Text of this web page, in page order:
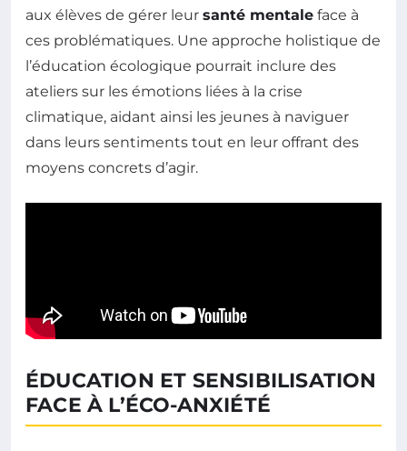
aux élèves de gérer leur santé mentale face à
ces problématiques. Une approche holistique de
l’éducation écologique pourrait inclure des
ateliers sur les émotions liées à la crise
climatique, aidant ainsi les jeunes à naviguer
dans leurs sentiments tout en leur offrant des
moyens concrets d’agir.
ÉDUCATION ET SENSIBILISATION
FACE À L’ÉCO-ANXIÉTÉ